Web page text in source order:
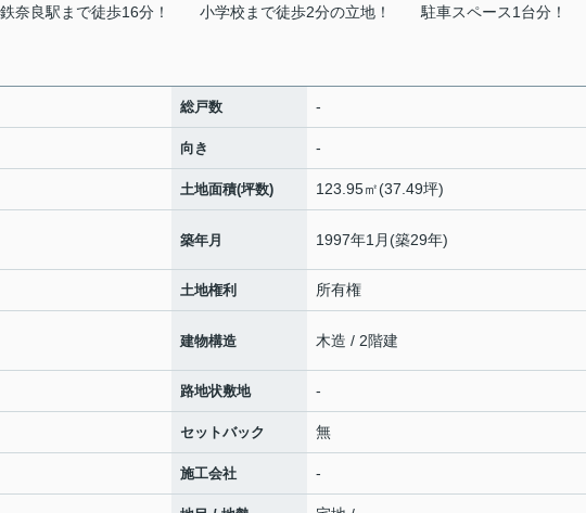
奈良駅まで徒歩16分！ 小学校まで徒歩2分の立地！ 駐車スペース1台分！
総戸数 -
向き -
土地面積(坪数) 123.95㎡(37.49坪)
築年月 1997年1月(築29年)
土地権利 所有権
建物構造 木造 / 2階建
路地状敷地 -
セットバック 無
施工会社 -